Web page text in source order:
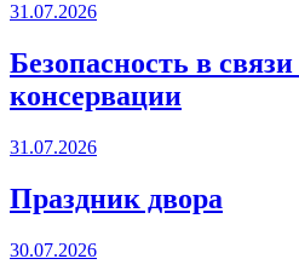
31.07.2026
Безопасность в
консервации
31.07.2026
Праздник двора
30.07.2026